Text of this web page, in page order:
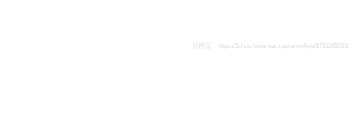
引用元： https://2ch.sc/test/read.cgi/news4vip/1733283553/